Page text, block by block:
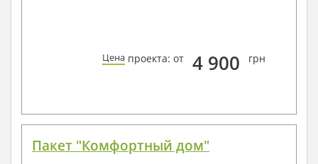
Цена проекта: от 4 900 грн
Пакет "Комфортный дом"